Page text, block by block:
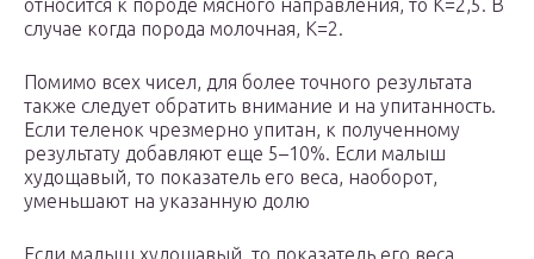
относится к породе мясного направления, то К=2,5. В
случае когда порода молочная, К=2.
Помимо всех чисел, для более точного результата
также следует обратить внимание и на упитанность.
Если теленок чрезмерно упитан, к полученному
результату добавляют еще 5–10%. Если малыш
худощавый, то показатель его веса, наоборот,
уменьшают на указанную долю
Если малыш худощавый, то показатель его веса,